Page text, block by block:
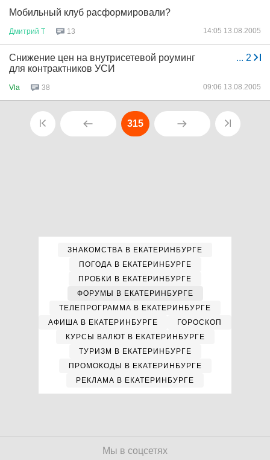
Мобильный клуб расформировали?
Дмитрий Т 13 14:05 13.08.2005
... 2
Снижение цен на внутрисетевой роуминг
для контрактников УСИ
Vla 38 09:06 13.08.2005
315
ЗНАКОМСТВА В ЕКАТЕРИНБУРГЕ
ПОГОДА В ЕКАТЕРИНБУРГЕ
ПРОБКИ В ЕКАТЕРИНБУРГЕ
ФОРУМЫ В ЕКАТЕРИНБУРГЕ
ТЕЛЕПРОГРАММА В ЕКАТЕРИНБУРГЕ
АФИША В ЕКАТЕРИНБУРГЕ
ГОРОСКОП
КУРСЫ ВАЛЮТ В ЕКАТЕРИНБУРГЕ
ТУРИЗМ В ЕКАТЕРИНБУРГЕ
ПРОМОКОДЫ В ЕКАТЕРИНБУРГЕ
РЕКЛАМА В ЕКАТЕРИНБУРГЕ
Мы в соцсетях